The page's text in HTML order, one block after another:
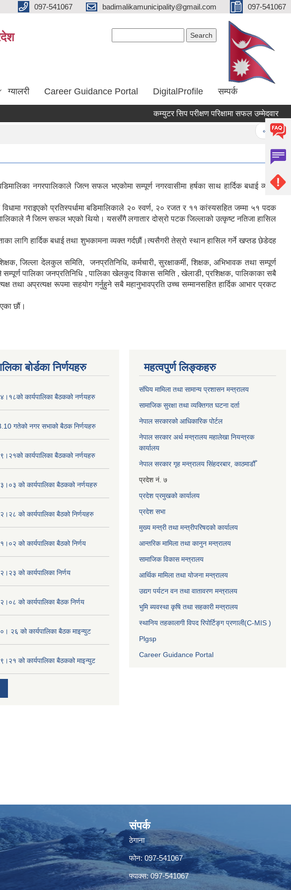
097-541067 badimalikamunicipality@gmail.com 097-541067
ग्यालरी Career Guidance Portal DigitalProfile सम्पर्क
कम्युटर सिप परीक्षण परिक्षामा सफल उम्मेदवार
« first
नगरपालिकाले जित्न सफल भएकोमा सम्पूर्ण नगरवासीमा हर्षका साथ हार्दिक बधाई व्यक्त
गराइएको प्रतिस्पर्धामा बडिमालिकाले २० स्वर्ण, २० रजत र ११ कांस्यसहित जम्मा ५१ पदक
नै जित्न सफल भएको थियो। यससँगै लगातार दोस्रो पटक जिल्लाको उत्कृष्ट नतिजा हासिल
लागि हार्दिक बधाई तथा शुभकामना व्यक्त गर्दछौं।त्यसैगरी तेस्रो स्थान हासिल गर्ने खप्तड छेडेदह
जिल्ला देलकुल समिति, जनप्रतिनिधि, कर्मचारी, सुरक्षाकर्मी, शिक्षक, अभिभावक तथा सम्पूर्ण
पालिका जनप्रतिनिधि , पालिका खेलकुद विकास समिति , खेलाडी, प्रशिक्षक, पालिकाका सबै
तथा अप्रत्यक्ष रूपमा सहयोग गर्नुहुने सबै महानुभावप्रति उच्च सम्मानसहित हार्दिक आभार प्रकट
छौं।
बोर्डका निर्णयहरु
कार्यपालिका बैठकको नर्णयहरु
गतेको नगर सभाको बैठक निर्णयहरु
कार्यपालिका बैठकको नर्णयहरु
को कार्यपालिका बैठकको नर्णयहरु
को कार्यपालिका बैठको निर्णयहरु
को कार्यपालिका बैठको निर्णय
को कार्यपालिका निर्णय
को कार्यपालिका बैठक निर्णय
२६ को कार्यपालिका बैठक माइन्युट
को कार्यपालिका बैठकको माइन्युट
महत्वपुर्ण लिङ्कहरु
संघिय मामिला तथा सामान्य प्रशासन मन्त्रालय
सामाजिक सुरक्षा तथा व्यक्तिगत घटना दर्ता
नेपाल सरकारको आधिकारिक पोर्टल
नेपाल सरकार अर्थ मन्त्रालय महालेखा नियन्त्रक
कार्यालय
नेपाल सरकार गृह मन्त्रालय सिंहदरबार, काठमाडौँ
प्रदेश नं. ७
प्रदेश प्रमुखको कार्यालय
प्रदेश सभा
मुख्य मन्त्री तथा मन्त्रीपरिषदको कार्यालय
आन्तरिक मामिला तथा कानुन मन्त्रालय
सामाजिक विकास मन्त्रालय
आर्थिक मामिला तथा योजना मन्त्रालय
उद्यग पर्यटन वन तथा वातावरण मन्त्रालय
भुमि ब्यवस्था कृषि तथा सहकारी मन्त्रालय
स्थानिय तहकालागी विपद रिपोर्टिङ्ग प्रणाली(C-MIS )
Plgsp
Career Guidance Portal
संपर्क
ठेगाना
फोन: 097-541067
फ्याक्स: 097-541067